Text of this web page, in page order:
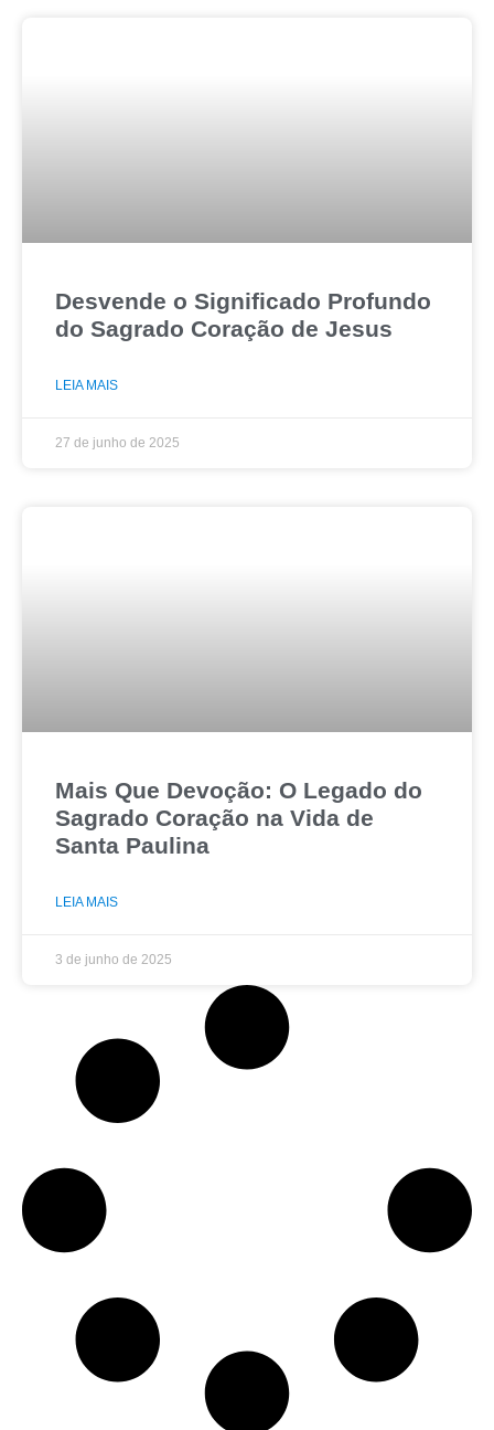
Desvende o Significado Profundo
do Sagrado Coração de Jesus
LEIA MAIS
27 de junho de 2025
Mais Que Devoção: O Legado do
Sagrado Coração na Vida de
Santa Paulina
LEIA MAIS
3 de junho de 2025